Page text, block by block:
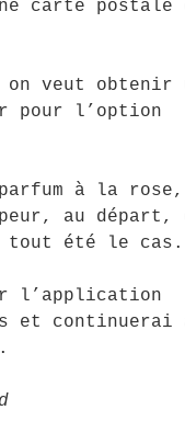
carte postale
veut obtenir
pour l’option
à la rose,
au départ,
tout été le cas.
l’application
et continuerai